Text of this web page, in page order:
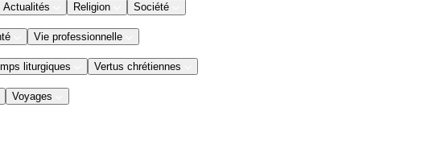
Actualités Religion Société
Vie professionnelle
liturgiques Vertus chrétiennes
Voyages